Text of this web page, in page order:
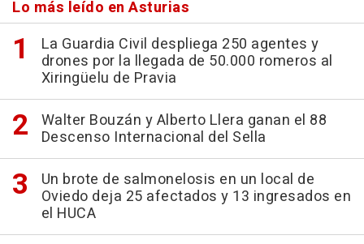
Lo más leído en Asturias
La Guardia Civil despliega 250 agentes y
drones por la llegada de 50.000 romeros al
Xiringüelu de Pravia
Walter Bouzán y Alberto Llera ganan el 88
Descenso Internacional del Sella
Un brote de salmonelosis en un local de
Oviedo deja 25 afectados y 13 ingresados en
el HUCA